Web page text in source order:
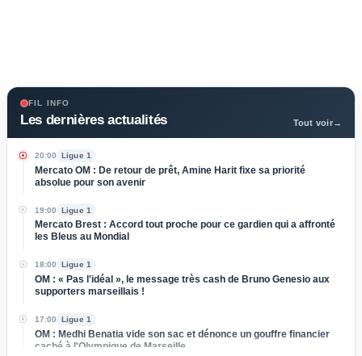
FIL INFO
Les dernières actualités Tout voir→
20:00 Ligue 1
Mercato OM : De retour de prêt, Amine Harit fixe sa priorité
absolue pour son avenir
19:00 Ligue 1
Mercato Brest : Accord tout proche pour ce gardien qui a affronté
les Bleus au Mondial
18:00 Ligue 1
OM : « Pas l'idéal », le message très cash de Bruno Genesio aux
supporters marseillais !
17:00 Ligue 1
OM : Medhi Benatia vide son sac et dénonce un gouffre financier
caché à l'Olympique de Marseille